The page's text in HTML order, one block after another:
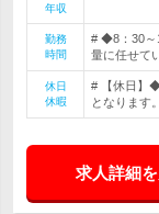
年収
勤務
時間
# ◆8：30～
量に任せて
休日
休暇
# 【休日】
となります
求人詳細